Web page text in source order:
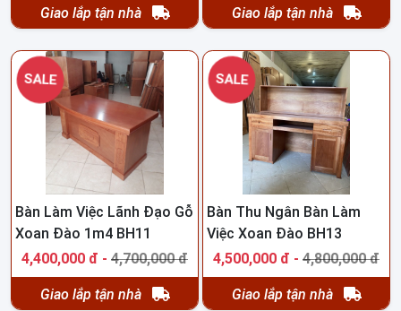
Giao lắp tận nhà Giao lắp tận nhà
SALE
Bàn Làm Việc Lãnh Đạo Gỗ
Xoan Đào 1m4 BH11
4,400,000 đ - 4,700,000 đ
Giao lắp tận nhà
SALE
Bàn Thu Ngân Bàn Làm
Việc Xoan Đào BH13
4,500,000 đ - 4,800,000 đ
Giao lắp tận nhà